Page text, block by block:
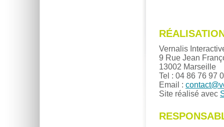
Vernalis
9 Rue Jean
13002 Marseille
Tel : 04 86 76 97
Email : contact@
Site réalisé avec